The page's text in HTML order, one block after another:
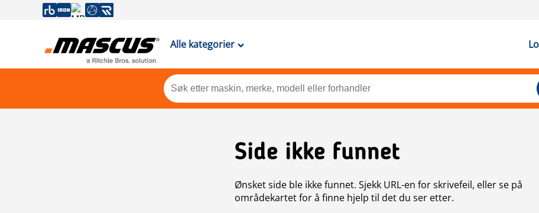
Alle kategorier
Side ikke funnet
Ønsket side ble ikke funnet. Sjekk URL-en for skrivefeil, eller se på
områdekartet for å finne hjelp til det du ser etter.